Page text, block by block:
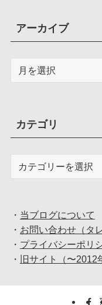
アーカイブ
ブカテゴリ
・ 当ブログについて
・ お問い合わせ（タ
・ プライバシーポリ
・
旧サイト（〜2012